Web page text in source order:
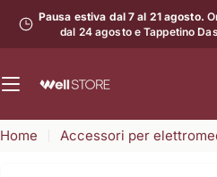
contenuto
Pausa estiva dal 7 al 21 agosto.
dal 24 agosto e Tappetino
Home Accessori per